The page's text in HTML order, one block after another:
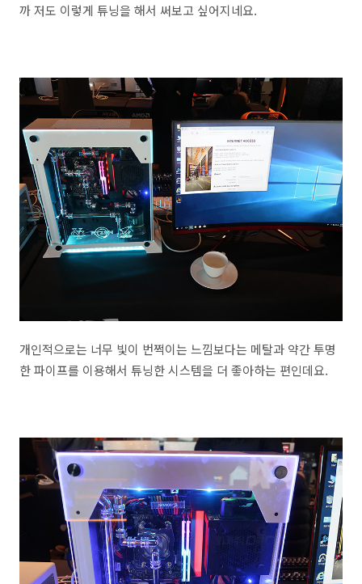
까 저도 이렇게 튜닝을 해서 써보고 싶어지네요.
개인적으로는 너무 빛이 번쩍이는 느낌보다는 메탈과 약간 투명
한 파이프를 이용해서 튜닝한 시스템을 더 좋아하는 편인데요.